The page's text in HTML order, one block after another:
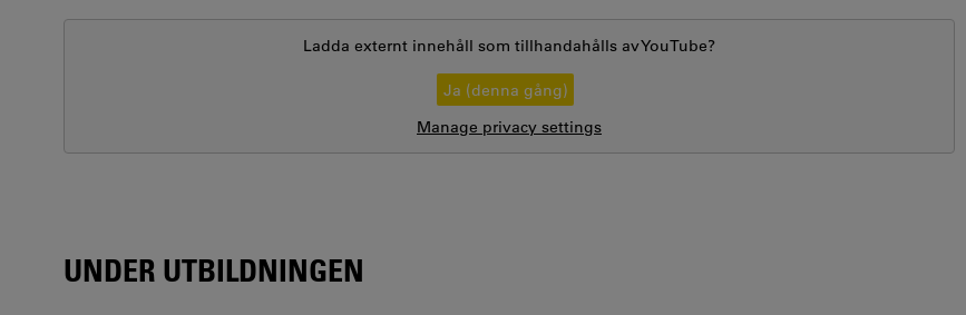
Ladda externt innehåll som tillhandahålls avYouTube?
Ja (denna gång)
Manage privacy settings
UNDER UTBILDNINGEN